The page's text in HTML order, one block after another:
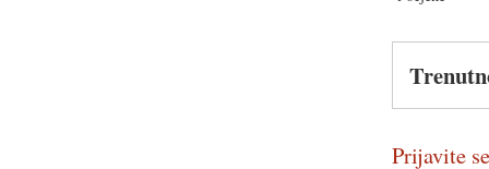
Prijavite